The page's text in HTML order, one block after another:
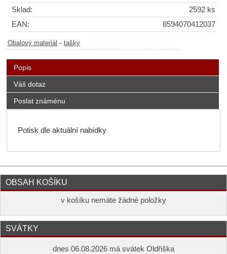
Sklad:
2592 ks
EAN:
8594070412037
Obalový materiál - tašky
Popis
Váš dotaz
Poslat známénu
Potisk dle aktuální nabídky
OBSAH KOŠÍKU
v košíku nemáte žádné položky
SVÁTKY
dnes 06.08.2026 má svátek Oldřiška